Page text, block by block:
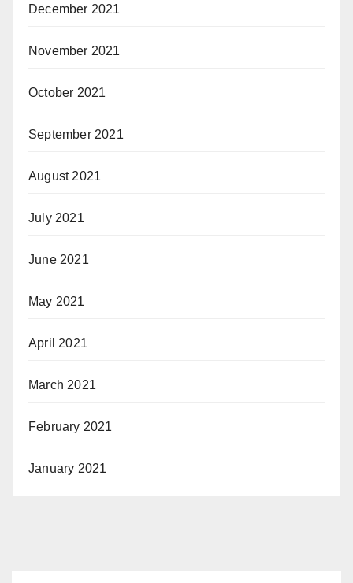
December 2021
November 2021
October 2021
September 2021
August 2021
July 2021
June 2021
May 2021
April 2021
March 2021
February 2021
January 2021